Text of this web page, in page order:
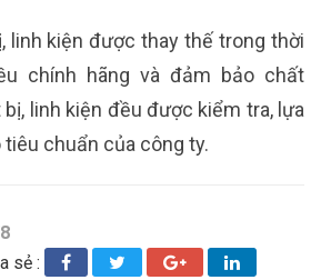
linh kiện được thay thế trong thời
chính hãng và đảm bảo chất
linh kiện đều được kiểm tra, lựa
chuẩn của công ty.
sẻ :